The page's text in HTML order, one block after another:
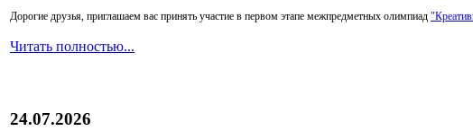
Дорогие друзья, приглашаем вас принять участие в первом этапе межпредметных олимпиад
Читать полностью...
24.07.2026